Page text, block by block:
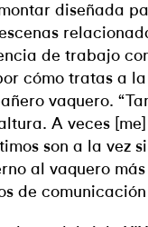
diseñada
de trabajo
cómo tratas a la
vaquero.
A veces
son a la vez
al vaquero
de